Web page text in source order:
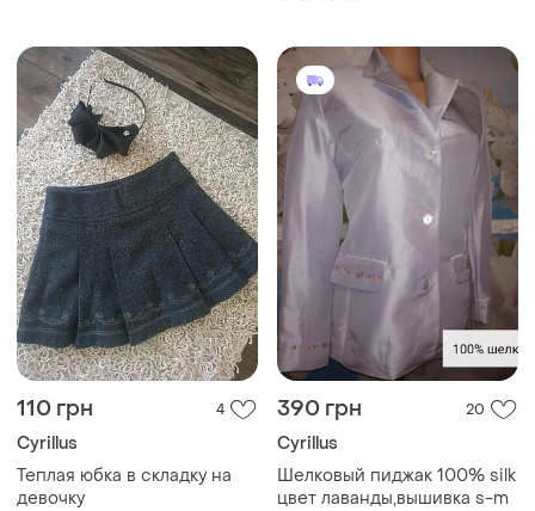
110 грн 4
Cyrillus
Теплая юбка в складку на
девочку
390 грн 20
Cyrillus
Шелковый пиджак 100% silk
цвет лаванды,вышивка s-m